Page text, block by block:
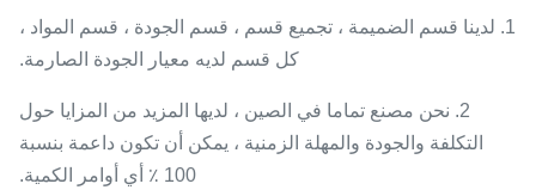
1. لدينا قسم الضميمة ، تجميع قسم ، قسم الجودة ، قسم المواد ،
كل قسم لديه معيار الجودة الصارمة.
2. نحن مصنع تماما في الصين ، لديها المزيد من المزايا حول
التكلفة والجودة والمهلة الزمنية ، يمكن أن تكون داعمة بنسبة
100 ٪ أي أوامر الكمية.